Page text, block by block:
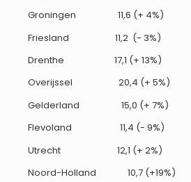
Groningen 11,6 (+ 4%)
Friesland 11,2 (- 3%)
Drenthe 17,1 (+ 13%)
Overijssel 20,4 (+ 5%)
Gelderland 15,0 (+ 7%)
Flevoland 11,4 (- 9%)
Utrecht 12,1 (+ 2%)
Noord-Holland 10,7 (+19%)